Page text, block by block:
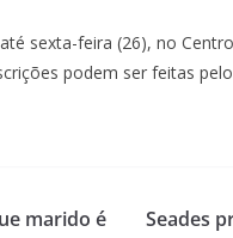
sexta-feira (26), no
podem ser feitas
marido é
Seades